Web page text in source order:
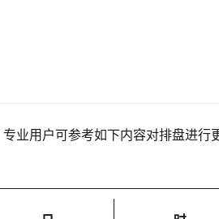
业用户可参考如下内容对排盘进行